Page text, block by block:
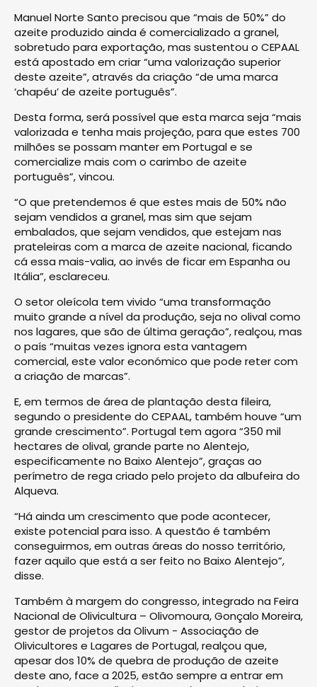
Manuel Norte Santo precisou que “mais de 50%” do
azeite produzido ainda é comercializado a granel,
sobretudo para exportação, mas sustentou o CEPAAL
está apostado em criar “uma valorização superior
deste azeite”, através da criação “de uma marca
‘chapéu’ de azeite português”.
Desta forma, será possível que esta marca seja “mais
valorizada e tenha mais projeção, para que estes 700
milhões se possam manter em Portugal e se
comercialize mais com o carimbo de azeite
português”, vincou.
“O que pretendemos é que estes mais de 50% não
sejam vendidos a granel, mas sim que sejam
embalados, que sejam vendidos, que estejam nas
prateleiras com a marca de azeite nacional, ficando
cá essa mais-valia, ao invés de ficar em Espanha ou
Itália”, esclareceu.
O setor oleícola tem vivido “uma transformação
muito grande a nível da produção, seja no olival como
nos lagares, que são de última geração”, realçou, mas
o país “muitas vezes ignora esta vantagem
comercial, este valor económico que pode reter com
a criação de marcas”.
E, em termos de área de plantação desta fileira,
segundo o presidente do CEPAAL, também houve “um
grande crescimento”. Portugal tem agora “350 mil
hectares de olival, grande parte no Alentejo,
especificamente no Baixo Alentejo”, graças ao
perímetro de rega criado pelo projeto da albufeira do
Alqueva.
“Há ainda um crescimento que pode acontecer,
existe potencial para isso. A questão é também
conseguirmos, em outras áreas do nosso território,
fazer aquilo que está a ser feito no Baixo Alentejo”,
disse.
Também à margem do congresso, integrado na Feira
Nacional de Olivicultura – Olivomoura, Gonçalo Moreira,
gestor de projetos da Olivum - Associação de
Olivicultores e Lagares de Portugal, realçou que,
apesar dos 10% de quebra de produção de azeite
deste ano, face a 2025, estão sempre a entrar em